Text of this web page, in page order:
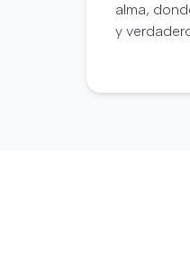
alma,
y